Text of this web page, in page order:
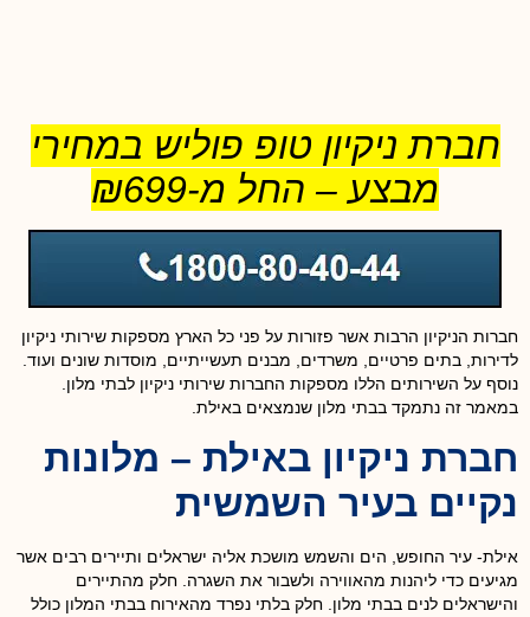
חברת ניקיון טופ פוליש במחירי
מבצע – החל מ-₪699
חברות הניקיון הרבות אשר פזורות על פני כל הארץ מספקות שירותי ניקיון
לדירות, בתים פרטיים, משרדים, מבנים תעשייתיים, מוסדות שונים ועוד.
נוסף על השירותים הללו מספקות החברות שירותי ניקיון לבתי מלון.
במאמר זה נתמקד בבתי מלון שנמצאים באילת.
חברת ניקיון באילת – מלונות
נקיים בעיר השמשית
אילת- עיר החופש, הים והשמש מושכת אליה ישראלים ותיירים רבים אשר
מגיעים כדי ליהנות מהאווירה ולשבור את השגרה. חלק מהתיירים
והישראלים לנים בבתי מלון. חלק בלתי נפרד מהאירוח בבתי המלון כולל